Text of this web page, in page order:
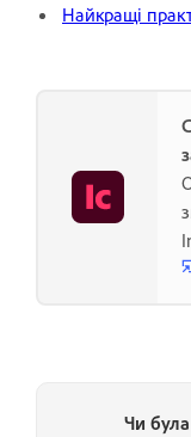
Найкращі
Чи